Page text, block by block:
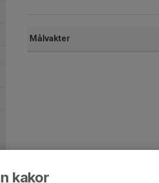
Målvakter
Dela statistik
kakor